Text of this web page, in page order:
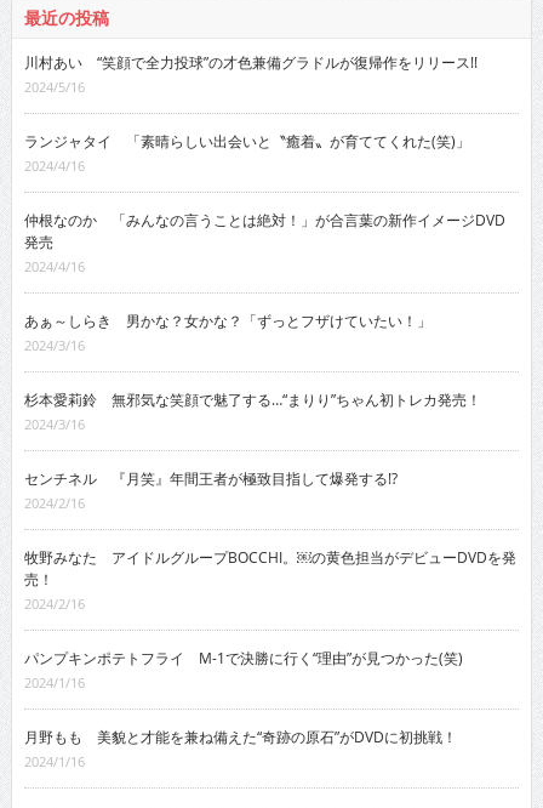
最近の投稿
川村あい “笑顔で全力投球”の才色兼備グラドルが復帰作をリリース!!
2024/5/16
ランジャタイ 「素晴らしい出会いと〝癒着〟が育ててくれた(笑)」
2024/4/16
仲根なのか 「みんなの言うことは絶対！」が合言葉の新作イメージDVD
発売
2024/4/16
あぁ～しらき 男かな？女かな？「ずっとフザけていたい！」
2024/3/16
杉本愛莉鈴 無邪気な笑顔で魅了する…“まりり”ちゃん初トレカ発売！
2024/3/16
センチネル 『月笑』年間王者が極致目指して爆発する!?
2024/2/16
牧野みなた アイドルグループBOCCHI。￼の黄色担当がデビューDVDを発
売！
2024/2/16
パンプキンポテトフライ M-1で決勝に行く“理由”が見つかった(笑)
2024/1/16
月野もも 美貌と才能を兼ね備えた“奇跡の原石”がDVDに初挑戦！
2024/1/16